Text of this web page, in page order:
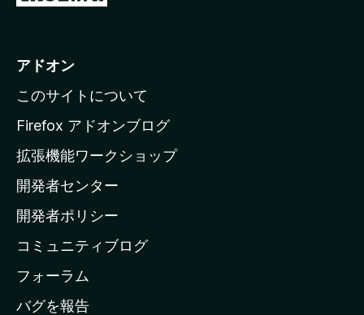
i
l
a
ホ
ー
ム
ー
ジ
へ
アドオン
このサイトについて
Firefox アドオンブログ
拡張機能ワークショップ
開発者センター
開発者ポリシー
コミュニティブログ
フォーラム
バグを報告